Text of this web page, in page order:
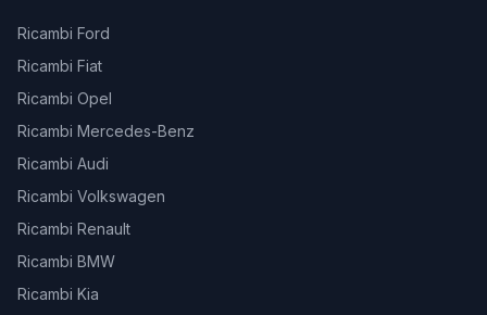
Ricambi Ford
Ricambi Fiat
Ricambi Opel
Ricambi Mercedes-Benz
Ricambi Audi
Ricambi Volkswagen
Ricambi Renault
Ricambi BMW
Ricambi Kia